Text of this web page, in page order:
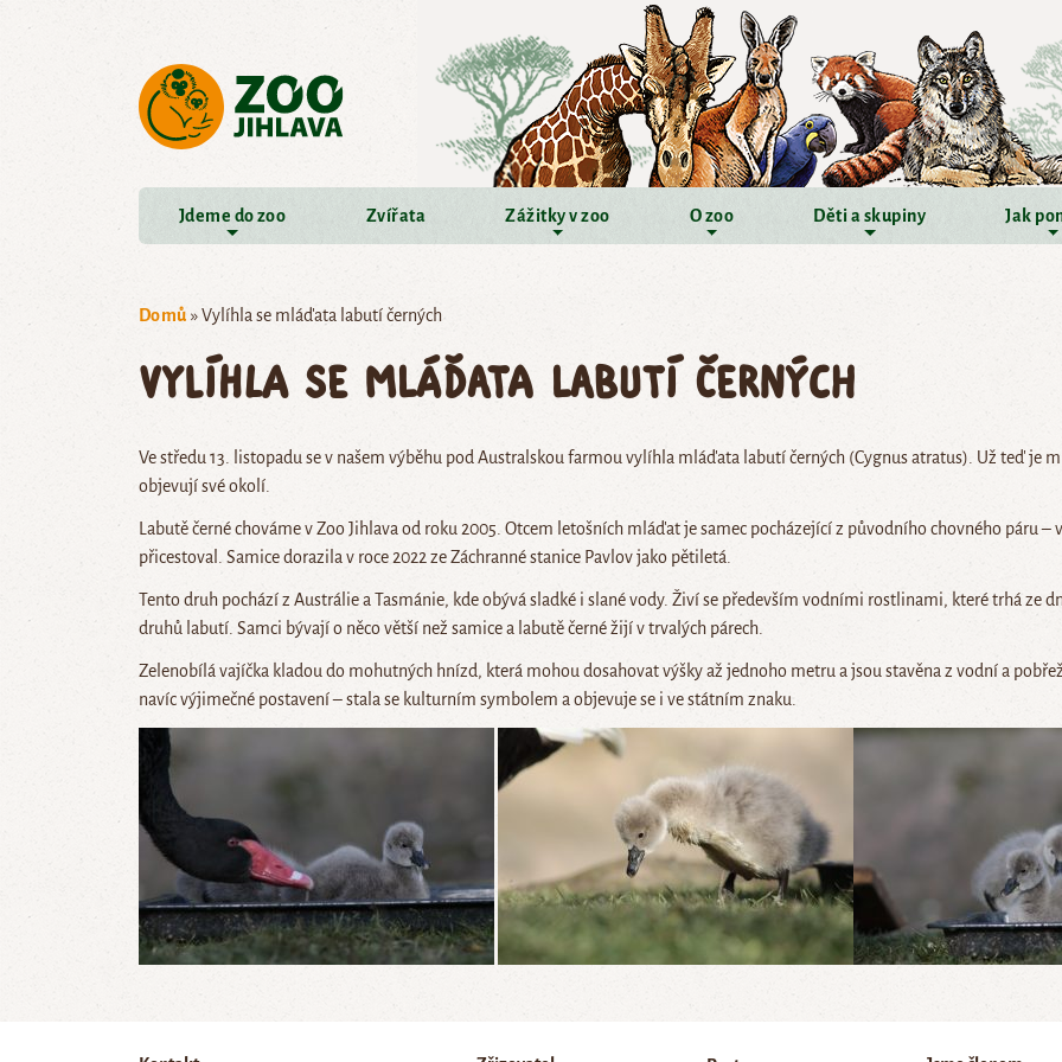
Jdeme do zoo Zvířata Zážitky v zoo O zoo Děti a skupiny Jak
Domů »Vylíhla se mláďata labutí černých
Vylíhla se mláďata labutí černých
Ve středu 13. listopadu se v našem výběhu pod Australskou farmou vylíhla mláďata labutí černých (Cygnus atratus). Už teď je
objevují své okolí.
Labutě černé chováme v Zoo Jihlava od roku 2005. Otcem letošních mláďat je samec pocházející z původního chovného páru
přicestoval. Samice dorazila v roce 2022 ze Záchranné stanice Pavlov jako pětiletá.
Tento druh pochází z Austrálie a Tasmánie, kde obývá sladké i slané vody. Živí se především vodními rostlinami, které trhá ze
druhů labutí. Samci bývají o něco větší než samice a labutě černé žijí v trvalých párech.
Zelenobílá vajíčka kladou do mohutných hnízd, která mohou dosahovat výšky až jednoho metru a jsou stavěna z vodní a
navíc výjimečné postavení – stala se kulturním symbolem a objevuje se i ve státním znaku.